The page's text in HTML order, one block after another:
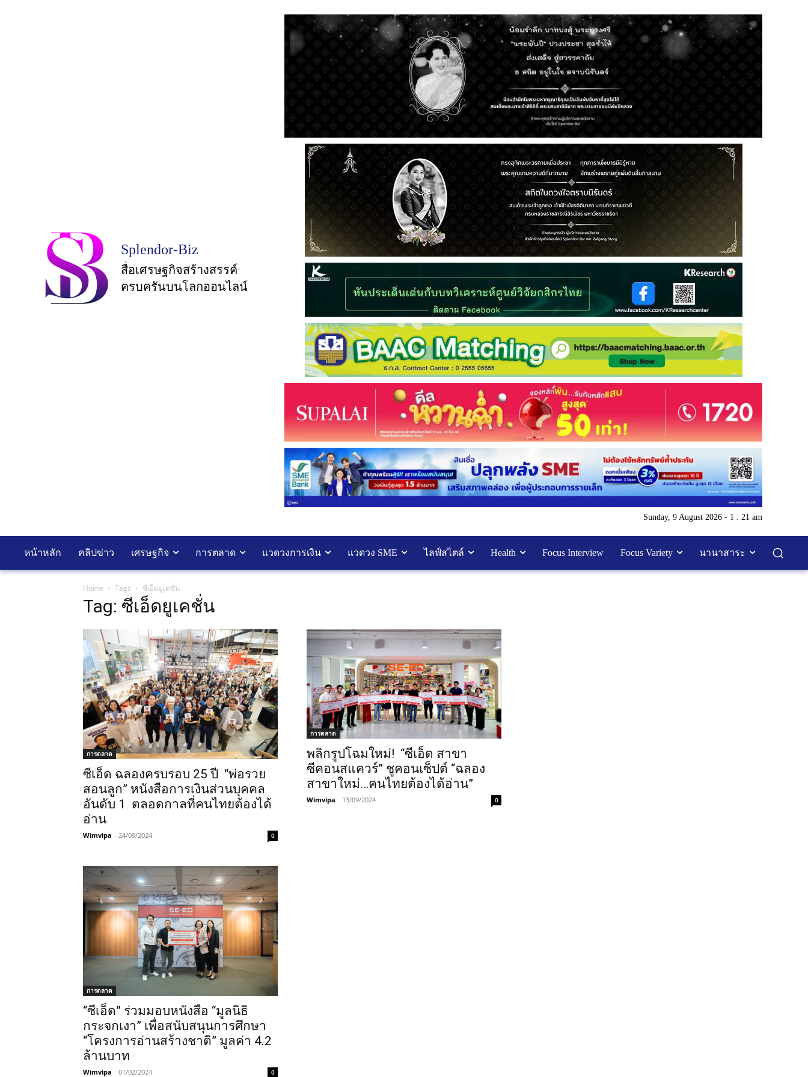
Splendor-Biz
สื่อเศรษฐกิจสร้างสรรค์
ครบครันบนโลกออนไลน์
Sunday, 9 August 2026 - 1 : 21 am
หน้าหลัก คลิปข่าว เศรษฐกิจ การตลาด แวดวงการเงิน แวดวง SME ไลฟ์สไตล์ Health Focus Interview Focus Variety นานาสาระ
Home Tags ซีเอ็ดยูเคชั่น
Tag: ซีเอ็ดยูเคชั่น
การตลาด
ซีเอ็ด ฉลองครบรอบ 25 ปี “พ่อรวย
สอนลูก” หนังสือการเงินส่วนบุคคล
อันดับ 1 ตลอดกาลที่คนไทยต้องได้
อ่าน
Wimvipa - 24/09/2024 0
การตลาด
พลิกรูปโฉมใหม่! “ซีเอ็ด สาขา
ซีคอนสแควร์” ชูคอนเซ็ปต์ “ฉลอง
สาขาใหม่…คนไทยต้องได้อ่าน”
Wimvipa - 13/09/2024 0
การตลาด
“ซีเอ็ด” ร่วมมอบหนังสือ “มูลนิธิ
กระจกเงา” เพื่อสนับสนุนการศึกษา
“โครงการอ่านสร้างชาติ” มูลค่า 4.2
ล้านบาท
Wimvipa - 01/02/2024 0